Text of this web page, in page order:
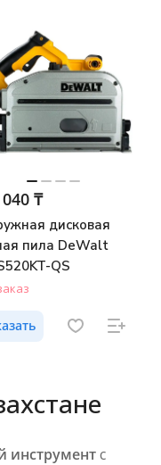
₸
дисковая
пила DeWalt
QS
инструментс